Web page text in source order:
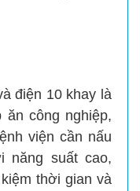
điện 10 khay là
công nghiệp,
viện cần nấu
năng suất cao,
thời gian và